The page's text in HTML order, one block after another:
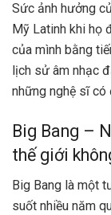
Sức ảnh hưởng
Mỹ Latinh khi họ
của mình bằng
lịch sử âm nhạc
những nghệ sĩ
Big Bang –
thế giới
Big Bang là một
suốt nhiều năm